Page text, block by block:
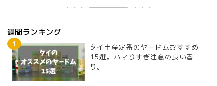
週間ランキング
タイ土産定番のヤードムおすすめ
15選。ハマりすぎ注意の良い香
り。